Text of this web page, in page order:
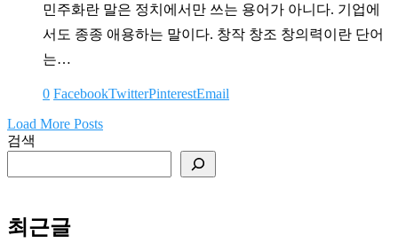
민주화란 말은 정치에서만 쓰는 용어가 아니다. 기업에
서도 종종 애용하는 말이다. 창작 창조 창의력이란 단어
는…
0 FacebookTwitterPinterestEmail
Load More Posts
검색
최근글